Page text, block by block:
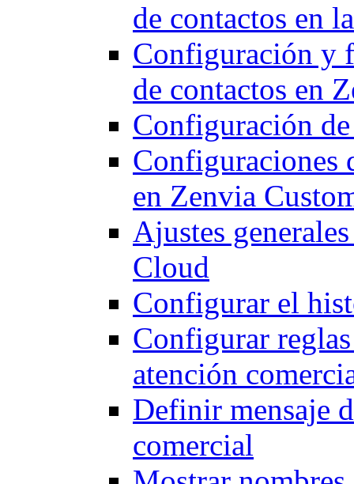
de contactos en
Configuración y
de contactos en
Configuración
Configuraciones
en Zenvia
Ajustes
Cloud
Configurar el
Configurar
atención
Definir mensaje
comercial